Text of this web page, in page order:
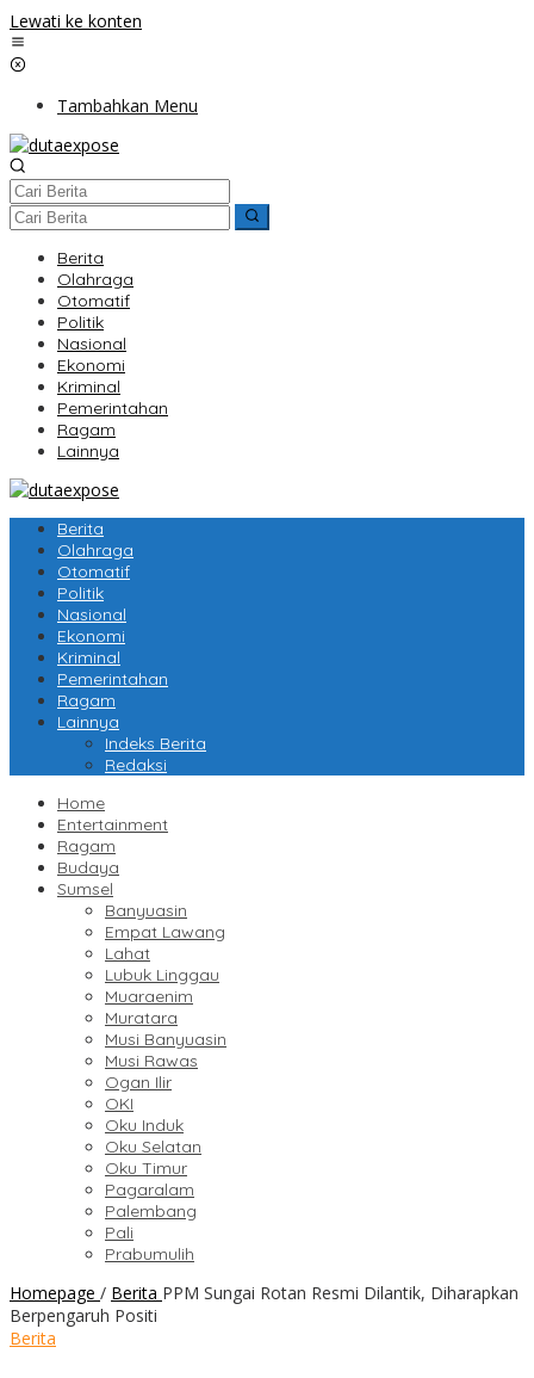
Lewati ke konten
Tambahkan Menu
Berita
Olahraga
Otomatif
Politik
Nasional
Ekonomi
Kriminal
Pemerintahan
Ragam
Lainnya
Berita
Olahraga
Otomatif
Politik
Nasional
Ekonomi
Kriminal
Pemerintahan
Ragam
Lainnya
Indeks Berita
Redaksi
Home
Entertainment
Ragam
Budaya
Sumsel
Banyuasin
Empat Lawang
Lahat
Lubuk Linggau
Muaraenim
Muratara
Musi Banyuasin
Musi Rawas
Ogan Ilir
OKI
Oku Induk
Oku Selatan
Oku Timur
Pagaralam
Palembang
Pali
Prabumulih
Homepage / Berita PPM Sungai Rotan Resmi Dilantik, Diharapkan
Berpengaruh Positi
Berita